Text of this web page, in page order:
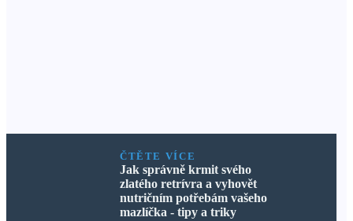
ČTĚTE VÍCE
Jak správně krmit svého
zlatého retrívra a vyhovět
nutričním potřebám vašeho
mazlíčka - tipy a triky